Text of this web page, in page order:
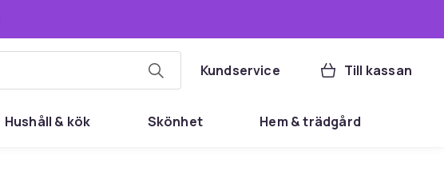
Kundservice Till kassan
Hushåll & kök Skönhet Hem & trädgård